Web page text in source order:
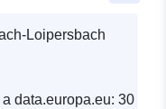
Loipersbach
data.europa.eu: 30